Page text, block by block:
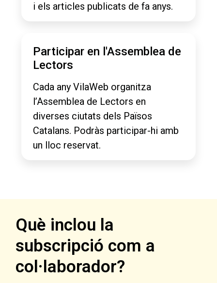
i els articles publicats de fa anys.
Participar en l'Assemblea de
Lectors
Cada any VilaWeb organitza
l’Assemblea de Lectors en
diverses ciutats dels Països
Catalans. Podràs participar-hi amb
un lloc reservat.
Què inclou la
subscripció com a
col·laborador?